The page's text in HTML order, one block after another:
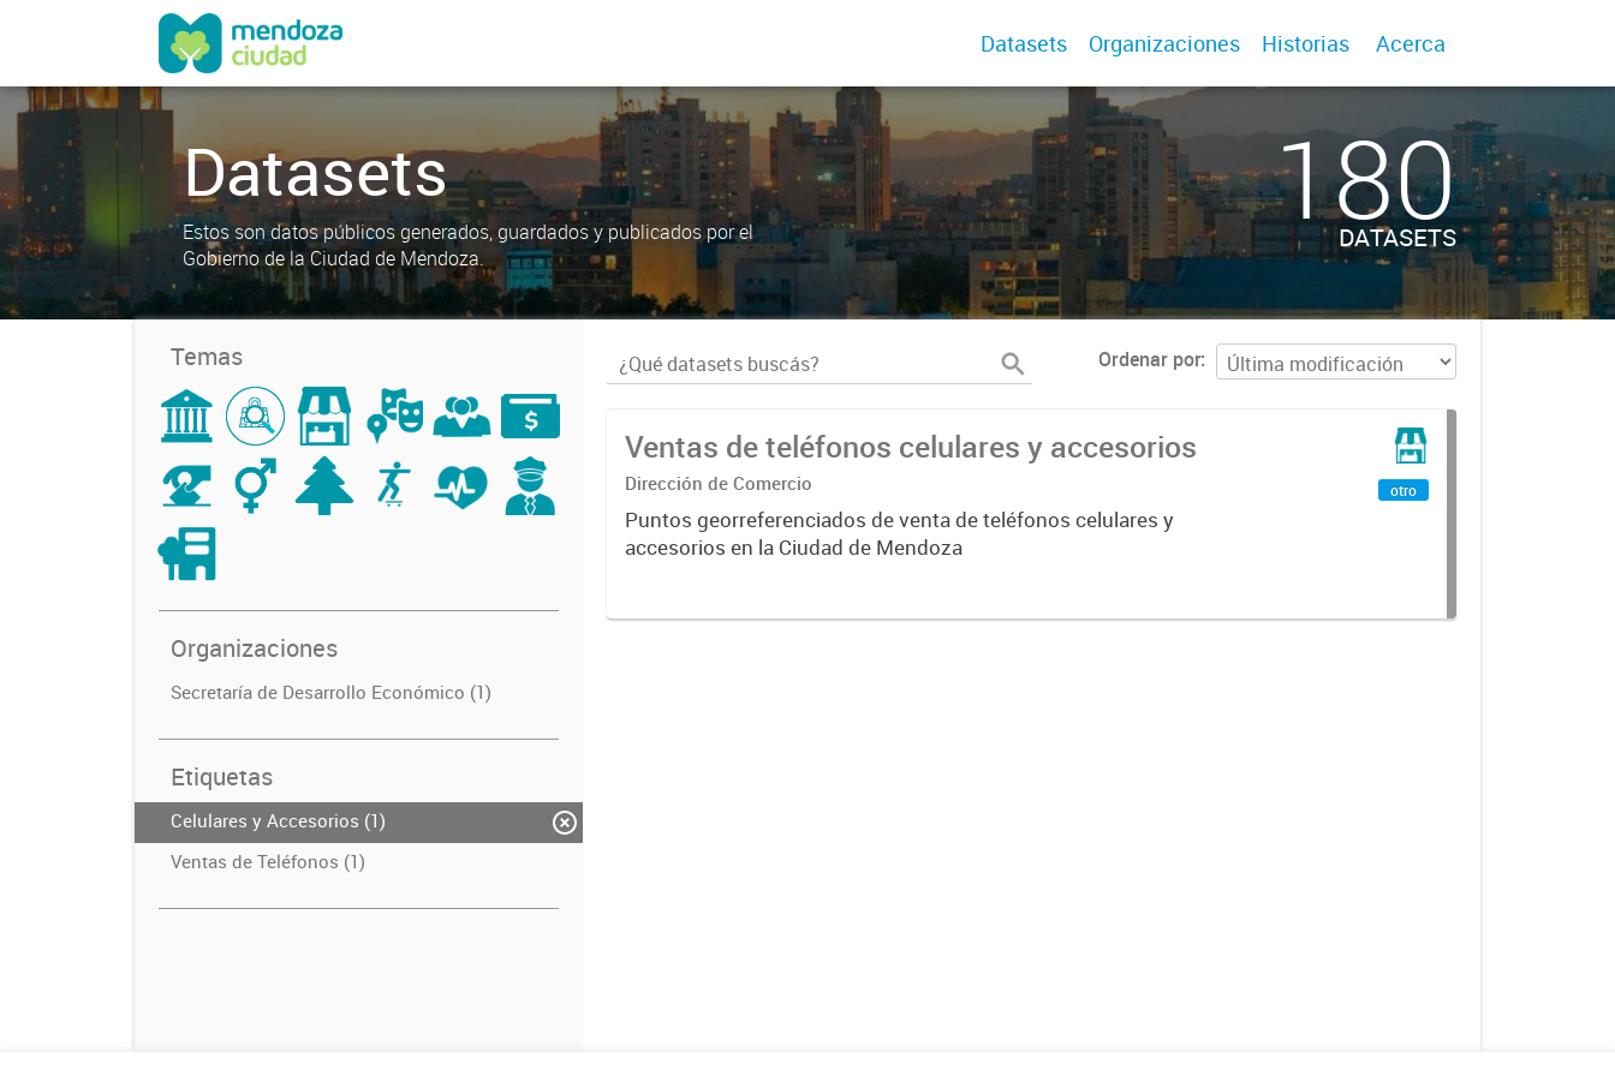
Datasets Organizaciones Historias Acerca
Datasets
Estos son datos públicos generados, guardados y publicados por el
Gobierno de la Ciudad de Mendoza.
180
DATASETS
Temas
Organizaciones
Secretaría de Desarrollo Económico (1)
Etiquetas
Celulares y Accesorios (1)
Ventas de Teléfonos (1)
Ordenar por
Ventas de teléfonos celulares y accesorios
Dirección de Comercio
Puntos georreferenciados de venta de teléfonos celulares y
accesorios en la Ciudad de Mendoza
otro